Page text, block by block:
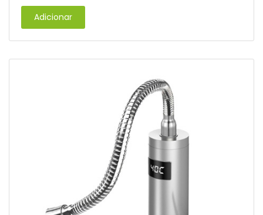
Adicionar